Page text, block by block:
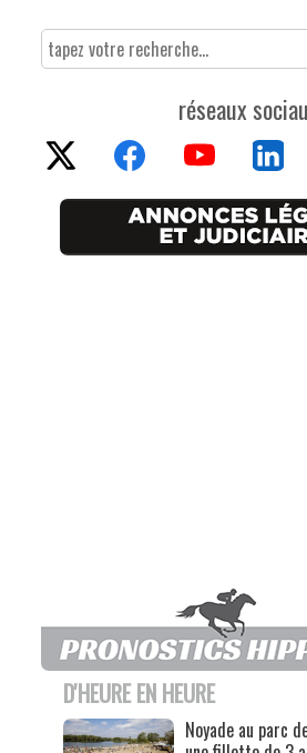
réseaux
D'HEURE EN HEURE
Noyade au parc